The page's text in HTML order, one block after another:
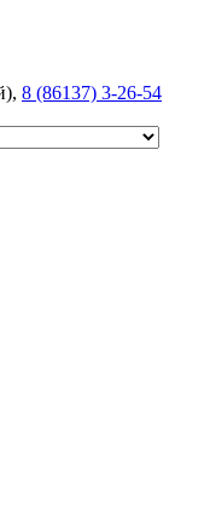
8 (86137) 3-26-54